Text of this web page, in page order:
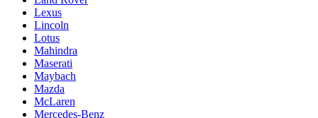
Lexus
Lincoln
Lotus
Mahindra
Maserati
Maybach
Mazda
McLaren
Mercedes-Benz